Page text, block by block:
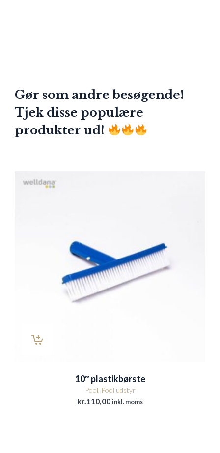
Gør som andre besøgende!
Tjek disse populære
produkter ud!
10″ plastikbørste
Pool Pool udstyr
kr. 110,00inkl. moms